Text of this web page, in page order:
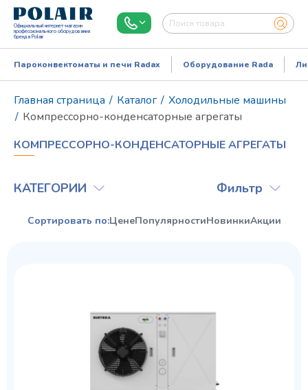
Официальный интернет-магазин
профессионального оборудования
бренда Polair
Пароконвектоматы и печи Radax Оборудование Rada
Главная страница / Каталог / Холодильные машины
/ Компрессорно-конденсаторные агрегаты
КОМПРЕССОРНО-КОНДЕНСАТОРНЫЕ АГРЕГАТЫ
КАТЕГОРИИ Фильтр
Сортировать по:ЦенеПопулярностиНовинкиАкции